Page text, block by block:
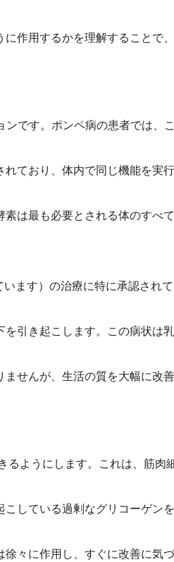
作用するかを理解することで
です。ポンペ病の患者では、
ており、体内で同じ機能を実
は最も必要とされる体のすべ
ます）の治療に特に承認され
引き起こします。この病状は
せんが、生活の質を大幅に改
ようにします。これは、筋肉
している過剰なグリコーゲン
々に作用し、すぐに改善に気